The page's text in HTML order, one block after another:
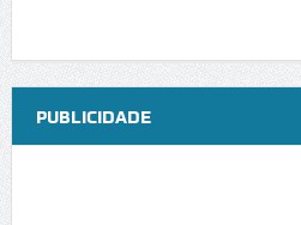
PUBLICIDADE